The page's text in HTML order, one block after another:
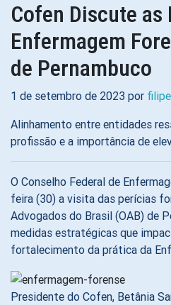
Cofen Discute as
Enfermagem
de Pernambuco
1 de setembro de 2023 por
Alinhamento entre entidades
profissão e a importância de
O Conselho Federal de
feira (30) a visita das perícias
Advogados do Brasil (OAB) de
medidas estratégicas que
fortalecimento da prática da
Presidente do Cofen, Betânia